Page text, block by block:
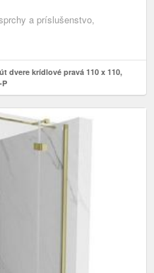
a príslušenstvo,
dvere krídlové pravá 110 x 110,
P